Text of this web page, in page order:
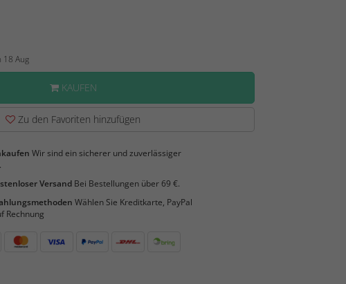
18 Aug
KAUFEN
Zu den Favoriten hinzufügen
Wir sind ein sicherer und zuverlässiger
VersandBei Bestellungen über 69 €.
Wählen Sie Kreditkarte, PayPal
Rechnung